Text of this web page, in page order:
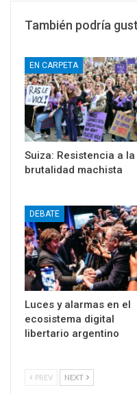
También podría
EN CARPETA
Suiza: Resistencia a la
brutalidad machista
DEBATE
Luces y alarmas en el
ecosistema digital
libertario argentino
PREV NEXT